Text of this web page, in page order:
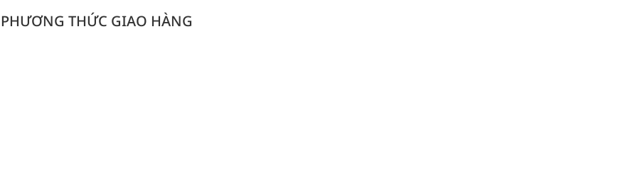
PHƯƠNG THỨC GIAO HÀNG